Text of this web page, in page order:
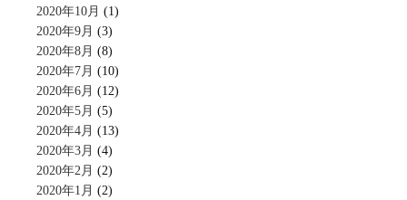
2020年10月 (1)
2020年9月 (3)
2020年8月 (8)
2020年7月 (10)
2020年6月 (12)
2020年5月 (5)
2020年4月 (13)
2020年3月 (4)
2020年2月 (2)
2020年1月 (2)